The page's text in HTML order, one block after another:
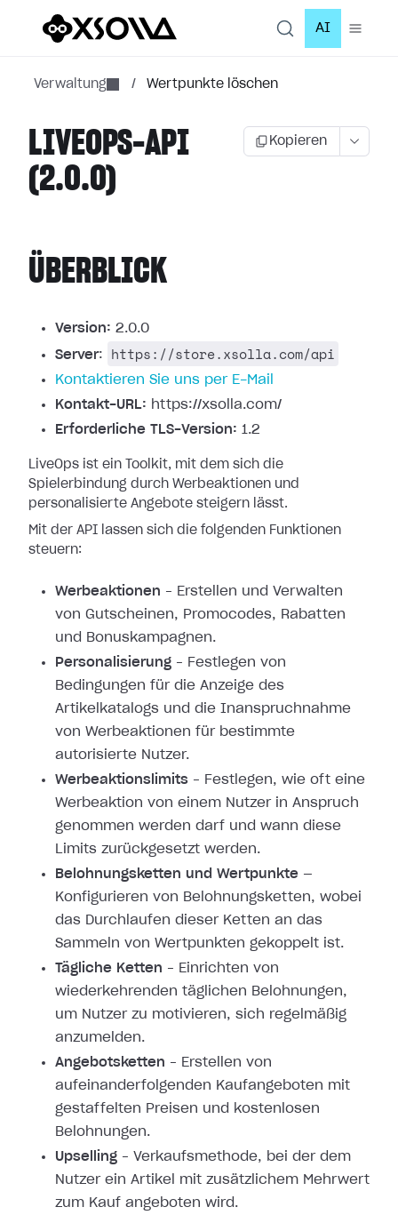
AI
Verwaltung / Wertpunkte löschen
LIVEOPS-API
(2.0.0)
Kopieren
ÜBERBLICK
Version: 2.0.0
Server: https://store.xsolla.com/api
Kontaktieren Sie uns per E-Mail
Kontakt-URL: https://xsolla.com/
Erforderliche TLS-Version: 1.2
LiveOps ist ein Toolkit, mit dem sich die
Spielerbindung durch Werbeaktionen und
personalisierte Angebote steigern lässt.
Mit der API lassen sich die folgenden Funktionen
steuern:
Werbeaktionen – Erstellen und Verwalten
von Gutscheinen, Promocodes, Rabatten
und Bonuskampagnen.
Personalisierung – Festlegen von
Bedingungen für die Anzeige des
Artikelkatalogs und die Inanspruchnahme
von Werbeaktionen für bestimmte
autorisierte Nutzer.
Werbeaktionslimits – Festlegen, wie oft eine
Werbeaktion von einem Nutzer in Anspruch
genommen werden darf und wann diese
Limits zurückgesetzt werden.
Belohnungsketten und Wertpunkte —
Konfigurieren von Belohnungsketten, wobei
das Durchlaufen dieser Ketten an das
Sammeln von Wertpunkten gekoppelt ist.
Tägliche Ketten – Einrichten von
wiederkehrenden täglichen Belohnungen,
um Nutzer zu motivieren, sich regelmäßig
anzumelden.
Angebotsketten – Erstellen von
aufeinanderfolgenden Kaufangeboten mit
gestaffelten Preisen und kostenlosen
Belohnungen.
Upselling – Verkaufsmethode, bei der dem
Nutzer ein Artikel mit zusätzlichem Mehrwert
zum Kauf angeboten wird.